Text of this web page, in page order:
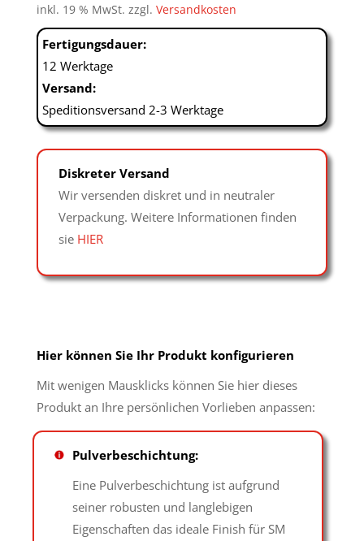
inkl. 19 % MwSt. zzgl. Versandkosten
Fertigungsdauer:
12 Werktage
Versand:
Speditionsversand 2-3 Werktage
Diskreter Versand
Wir versenden diskret und in neutraler
Verpackung. Weitere Informationen finden
sie HIER
Hier können Sie Ihr Produkt konfigurieren
Mit wenigen Mausklicks können Sie hier dieses
Produkt an Ihre persönlichen Vorlieben anpassen:
Pulverbeschichtung:
Eine Pulverbeschichtung ist aufgrund
seiner robusten und langlebigen
Eigenschaften das ideale Finish für SM